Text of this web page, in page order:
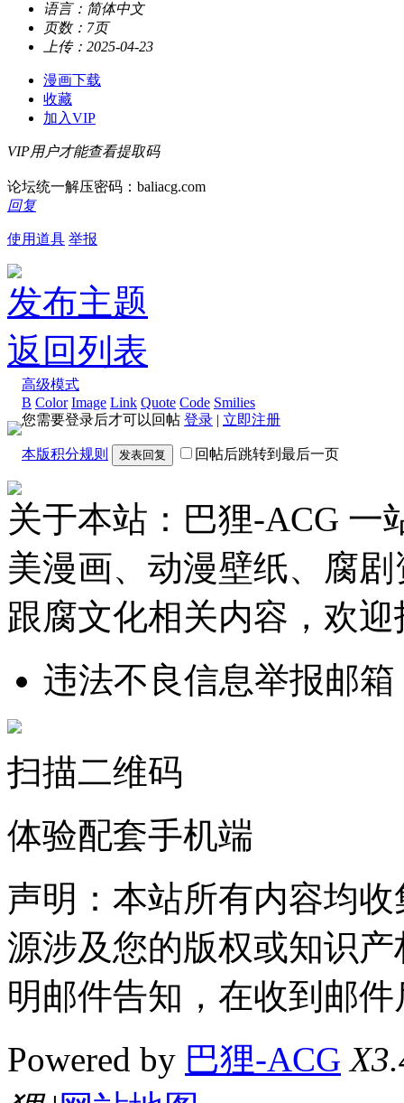
语言： 简体中文
页数： 7页
上传： 2025-04-23
漫画下载
收藏
加入VIP
VIP用户才能查看提取码
论坛统一解压密码：baliacg.com
回复
使用道具 举报
发布主题
返回列表
高级模式
B Color Image Link Quote Code Smilies
您需要登录后才可以回帖 登录 | 立即注册
本版积分规则 发表回复 回帖后跳转到最后一页
关于本站：巴狸-ACG 一
美漫画、动漫壁纸、腐
跟腐文化相关内容，欢迎
违法不良信息举报邮箱
扫描二维码
体验配套手机端
声明：本站所有内容均
源涉及您的版权或知识
明邮件告知，在收到邮
Powered by 巴狸-ACG